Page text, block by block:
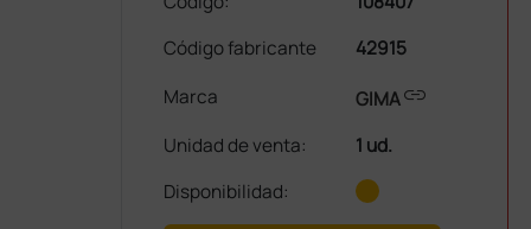
Código fabricante
42915
Marca
GIMAlink
Unidad de venta:
1 ud.
Disponibilidad: